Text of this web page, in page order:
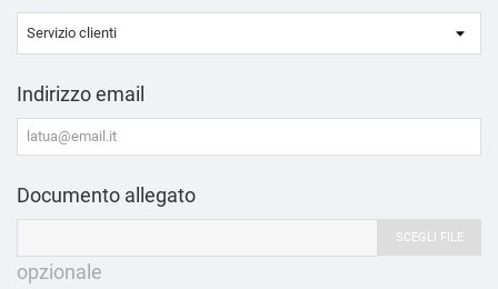
Indirizzo email
Documento allegato
SCEGLI FILE
opzionale